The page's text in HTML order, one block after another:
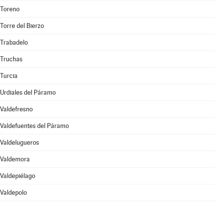
Toreno
Torre del Bierzo
Trabadelo
Truchas
Turcia
Urdiales del Páramo
Valdefresno
Valdefuentes del Páramo
Valdelugueros
Valdemora
Valdepiélago
Valdepolo